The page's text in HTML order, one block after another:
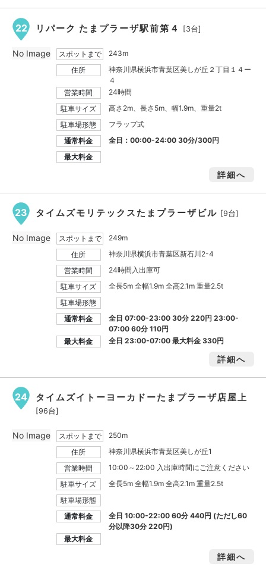
22 リパーク たまプラーザ駅前第４ [3台]
スポットまで
243m
住所
神奈川県横浜市青葉区美しが丘２丁目１４ー
４
営業時間
24時間
駐車サイズ
高さ2m、長さ5m、幅1.9m、重量2t
駐車場形態
フラップ式
通常料金
全日：00:00-24:00 30分/300円
最大料金
詳細へ
No Image
23 タイムズモリテックスたまプラーザビル [9台]
スポットまで
249m
住所
神奈川県横浜市青葉区新石川2-4
営業時間
24時間入出庫可
駐車サイズ
全長5m 全幅1.9m 全高2.1m 重量2.5t
駐車場形態
通常料金
全日 07:00-23:00 30分 220円 23:00-
07:00 60分 110円
最大料金
全日 23:00-07:00 最大料金330円
詳細へ
No Image
24 タイムズイトーヨーカドーたまプラーザ店屋上
[96台]
スポットまで
250m
住所
神奈川県横浜市青葉区美しが丘1
営業時間
10:00～22:00 入出庫時間にご注意ください
駐車サイズ
全長5m 全幅1.9m 全高2.1m 重量2.5t
駐車場形態
通常料金
全日 10:00-22:00 60分 440円 (ただし60
分以降30分 220円)
最大料金
詳細へ
No Image